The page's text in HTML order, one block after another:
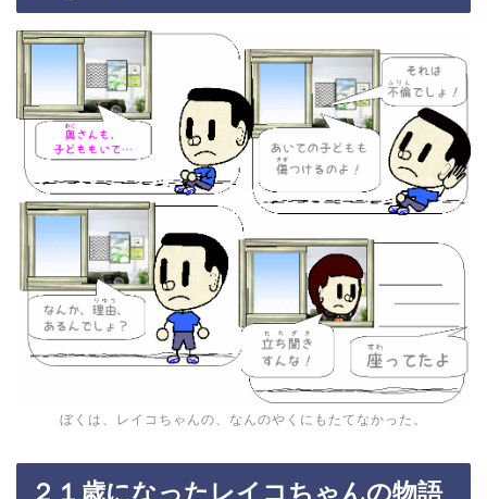
ぼくは、レイコちゃんの、なんのやくにもたてなかった。
２１歳になったレイコちゃんの物語